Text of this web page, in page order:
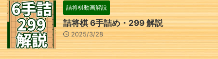
詰将棋動画解説
詰将棋 6手詰め・299 解説
2025/3/28